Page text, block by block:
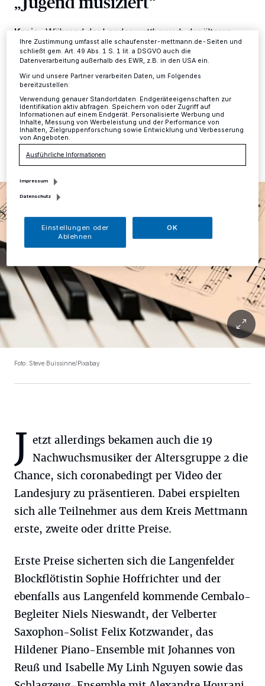
Kreis
Während der Landeswettbewerb der älteren
Jahrgänge zur Qualifikation für den Bundeswettbewerb
"Jugend musiziert" bereits im März stattfand, mussten
sich die jüngeren Teilnehmer, für die der Wettbewerb
allerdings auf Landesebene endet, bis Mai gedulden.
24.05.2021 , 20:29 Uhr Eine Minute Lesezeit
Foto: Steve Buissinne/Pixabay
J etzt allerdings bekamen auch die 19
Nachwuchsmusiker der Altersgruppe 2 die
Chance, sich coronabedingt per Video der
Landesjury zu präsentieren. Dabei erspielten
sich alle Teilnehmer aus dem Kreis Mettmann
erste, zweite oder dritte Preise.
Erste Preise sicherten sich die Langenfelder
Blockflötistin Sophie Hoffrichter und der
ebenfalls aus Langenfeld kommende Cembalo-
Begleiter Niels Nieswandt, der Velberter
Saxophon-Solist Felix Kotzwander, das
Hildener Piano-Ensemble mit Johannes von
Reuß und Isabelle My Linh Nguyen sowie das
Einstellungen oder Ablehnen am unteren Rand der Webseite klicken.
Informationen finden Sie in unserer Datenschutzerklärung.
Ihre Zustimmung umfasst alle schaufenster-mettmann.de-Seiten und
schließt gem. Art. 49 Abs. 1 S. 1 lit. a DSGVO auch die
Datenverarbeitung außerhalb des EWR, z.B. in den USA ein.
Wir und unsere Partner verarbeiten Daten, um Folgendes
bereitzustellen:
Verwendung genauer Standortdaten. Endgeräteeigenschaften zur
Identifikation aktiv abfragen. Speichern von oder Zugriff auf
Informationen auf einem Endgerät. Personalisierte Werbung und
Inhalte, Messung von Werbeleistung und der Performance von
Inhalten, Zielgruppenforschung sowie Entwicklung und Verbesserung
von Angeboten.
Ausführliche Informationen
Impressum
Datenschutz
Einstellungen oder
Ablehnen
OK